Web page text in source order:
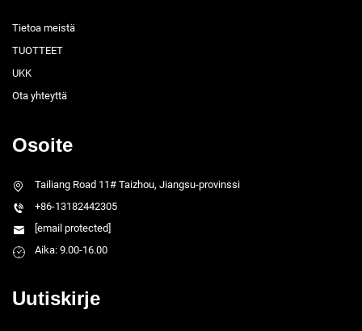
Tietoa meistä
TUOTTEET
UKK
Ota yhteyttä
Osoite
Tailiang Road 11# Taizhou, Jiangsu-provinssi
+86-13182442305
[email protected]
Aika: 9.00-16.00
Uutiskirje